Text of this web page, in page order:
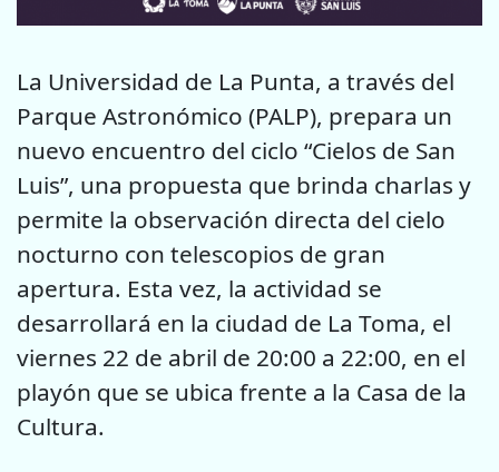
La Universidad de La Punta, a través del
Parque Astronómico (PALP), prepara un
nuevo encuentro del ciclo “Cielos de San
Luis”, una propuesta que brinda charlas y
permite la observación directa del cielo
nocturno con telescopios de gran
apertura. Esta vez, la actividad se
desarrollará en la ciudad de La Toma, el
viernes 22 de abril de 20:00 a 22:00, en el
playón que se ubica frente a la Casa de la
Cultura.